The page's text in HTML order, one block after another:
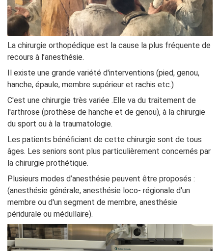
La chirurgie orthopédique est la cause la plus fréquente de
recours à l’anesthésie.
Il existe une grande variété d'interventions (pied, genou,
hanche, épaule, membre supérieur et rachis etc.)
C'est une chirurgie très variée .Elle va du traitement de
l'arthrose (prothèse de hanche et de genou), à la chirurgie
du sport ou à la traumatologie.
Les patients bénéficiant de cette chirurgie sont de tous
âges. Les seniors sont plus particulièrement concernés par
la chirurgie prothétique.
Plusieurs modes d’anesthésie peuvent être proposés :
(anesthésie générale, anesthésie loco- régionale d'un
membre ou d'un segment de membre, anesthésie
péridurale ou médullaire).